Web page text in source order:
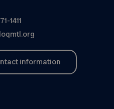
1411
information